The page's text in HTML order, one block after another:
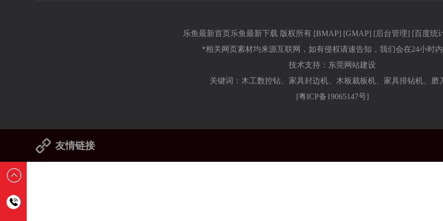
乐鱼最新首页乐鱼最新下载 版权所有 [BMAP] [GMAP] [后台管理] [百度统
*相关网页素材均来源互联网，如有侵权请速告知，我们会在24小时
技术支持： 东莞网站建设
关键词：木工数控钻、家具封边机、木板裁板机、家具排钻机、磨
[粤ICP备19065147号]
友情链接